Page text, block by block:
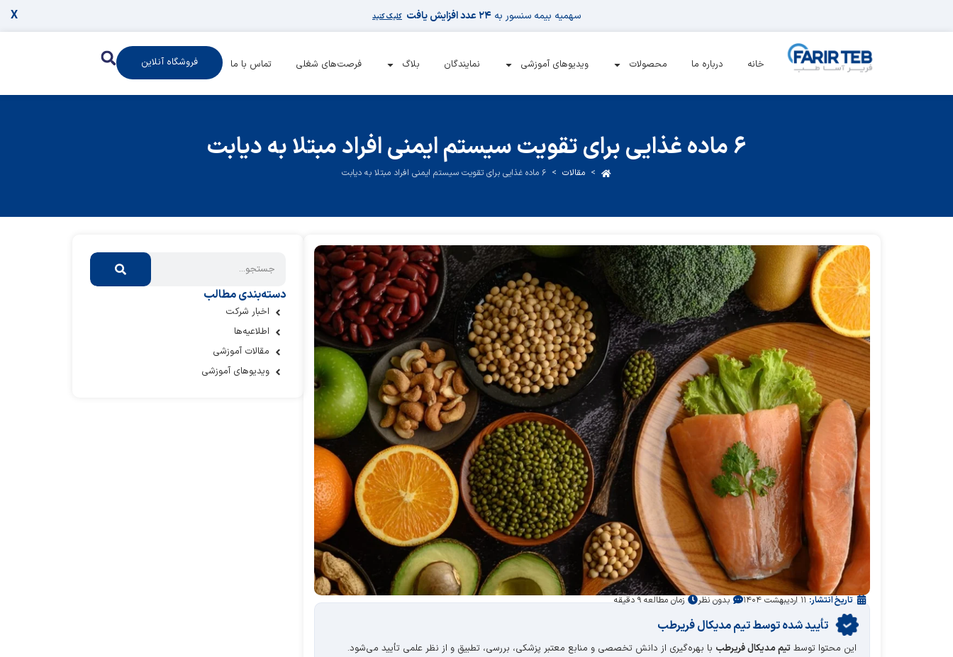
سهمیه بیمه سنسور به ۲۴ عدد افزایش یافت کلیک کنید X
خانه درباره ما محصولات ویدیوهای آموزشی نمایندگان بلاگ فرصت‌های شغلی تماس با ما فروشگاه آنلاین
۶ ماده غذایی برای تقویت سیستم ایمنی افراد مبتلا به دیابت
> مقالات > ۶ ماده غذایی برای تقویت سیستم ایمنی افراد مبتلا به دیابت
تاریخ انتشار: ۱۱ اردیبهشت ۱۴۰۴ بدون نظر زمان مطالعه ۹ دقیقه
تأیید‌‌‌‌‌‌‌ شده توسط تیم مدیکال فریرطب
این محتوا توسط تیم مدیکال فریرطب با بهره‌گیری از دانش تخصصی و منابع معتبر پزشکی، بررسی، تطبیق و از نظر علمی تأیید می‌شود.
دسته‌بندی مطالب
اخبار شرکت
اطلاعیه‌ها
مقالات آموزشی
ویدیوهای آموزشی